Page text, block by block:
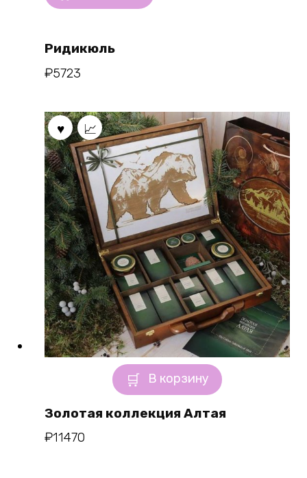
Ридикюль
₽5723
В корзину
Золотая коллекция Алтая
₽11470